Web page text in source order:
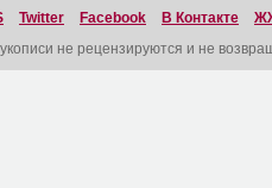
Twitter Facebook В Контакте
не рецензируются и не